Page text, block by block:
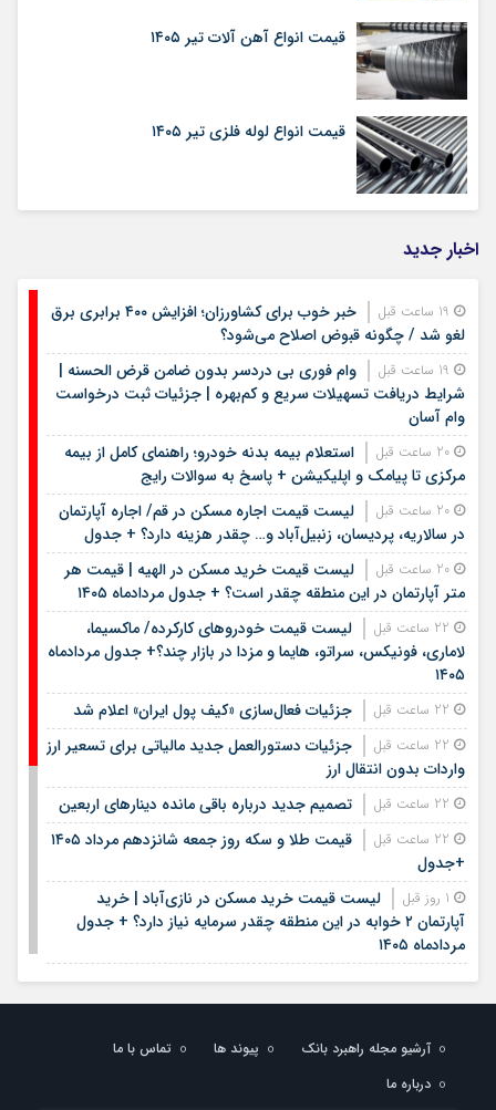
قیمت انواع آهن آلات تیر ۱۴۰۵
قیمت انواع لوله فلزی تیر ۱۴۰۵
اخبار جدید
خبر خوب برای کشاورزان؛ افزایش ۴۰۰ برابری برق
لغو شد / چگونه قبوض اصلاح می‌شود؟
وام فوری بی دردسر بدون ضامن قرض الحسنه |
شرایط دریافت تسهیلات سریع و کم‌بهره | جزئیات ثبت درخواست
وام آسان
استعلام بیمه بدنه خودرو؛ راهنمای کامل از بیمه
مرکزی تا پیامک و اپلیکیشن + پاسخ به سوالات رایج
لیست قیمت اجاره مسکن در قم/ اجاره آپارتمان
در سالاریه، پردیسان، زنبیل‌آباد و… چقدر هزینه دارد؟ + جدول
لیست قیمت خرید مسکن در الهیه | قیمت هر
متر آپارتمان در این منطقه چقدر است؟ + جدول مردادماه ۱۴۰۵
لیست قیمت خودروهای کارکرده/ ماکسیما،
لاماری، فونیکس، سراتو، هایما و مزدا در بازار چند؟+ جدول مردادماه
۱۴۰۵
جزئیات فعال‌سازی «کیف پول ایران» اعلام شد
جزئیات دستورالعمل جدید مالیاتی برای تسعیر ارز
واردات بدون انتقال ارز
تصمیم جدید درباره باقی مانده دینارهای اربعین
قیمت طلا و سکه روز جمعه شانزدهم مرداد ۱۴۰۵
+جدول
لیست قیمت خرید مسکن در نازی‌آباد | خرید
آپارتمان ۲ خوابه در این منطقه چقدر سرمایه نیاز دارد؟ + جدول
مردادماه ۱۴۰۵
1 روز قبل
هشتمین عرضه اولیه فرابورس در سال ۱۴۰۵ / جزئیات
عرضه سهام اعلام شد
لیست قیمت اجاره مسکن در یوسف‌آباد | رهن و
اجاره آپارتمان در این منطقه چقدر بودجه نیاز دارد؟ + جدول
مردادماه ۱۴۰۵
آرشیو مجله راهبرد بانک پیوند ها
تماس با ما
درباره ما